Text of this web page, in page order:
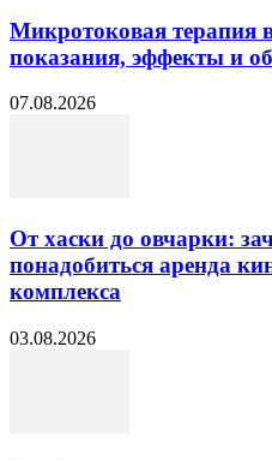
Микротоковая терапия
показания, эффекты и
07.08.2026
От хаски до овчарки:
понадобиться аренда
комплекса
03.08.2026